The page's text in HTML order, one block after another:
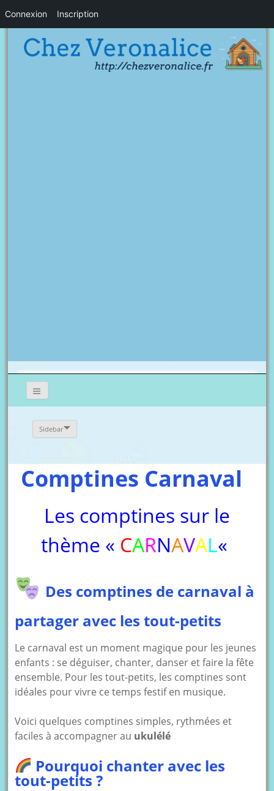
Sidebar
Comptines Carnaval
Les comptines sur le
thème « CARNAVAL«
Des comptines de carnaval à
partager avec les tout-petits
Le carnaval est un moment magique pour les jeunes
enfants : se déguiser, chanter, danser et faire la fête
ensemble. Pour les tout-petits, les comptines sont
idéales pour vivre ce temps festif en musique.
Voici quelques comptines simples, rythmées et
faciles à accompagner au ukulélé
Pourquoi chanter avec les
tout-petits ?
Connexion Inscription